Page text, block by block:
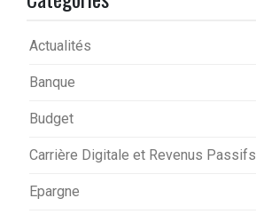
Actualités
Banque
Budget
Carrière Digitale et Revenus Passifs
Epargne